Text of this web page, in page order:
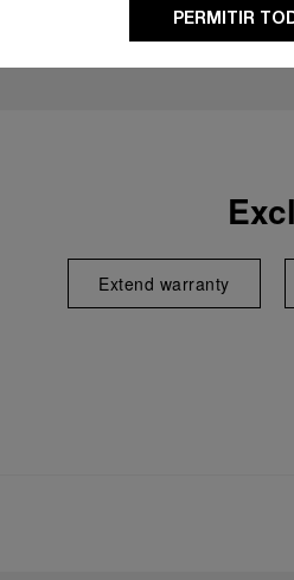
Extend warranty
PERMITIR